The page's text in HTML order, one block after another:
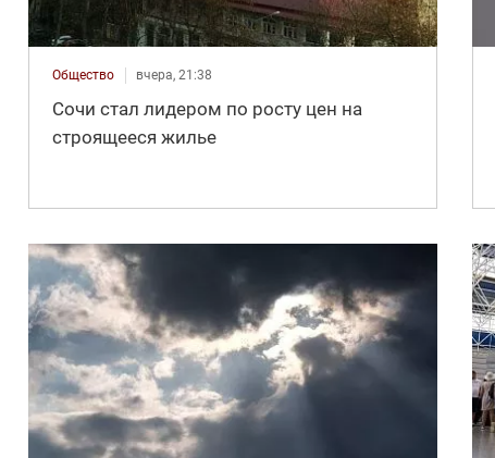
Общество вчера, 21:38
Сочи стал лидером по росту цен на
строящееся жилье